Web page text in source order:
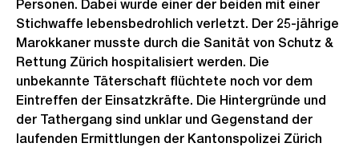
Personen. Dabei wurde einer der beiden mit einer
Stichwaffe lebensbedrohlich verletzt. Der 25-jährige
Marokkaner musste durch die Sanität von Schutz &
Rettung Zürich hospitalisiert werden. Die
unbekannte Täterschaft flüchtete noch vor dem
Eintreffen der Einsatzkräfte. Die Hintergründe und
der Tathergang sind unklar und Gegenstand der
laufenden Ermittlungen der Kantonspolizei Zürich